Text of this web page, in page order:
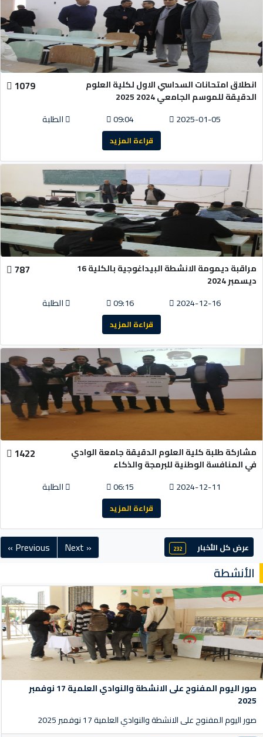
انطلاق امتحانات السداسي الاول لكلية العلوم
الدقيقة للموسم الجامعي 2024 2025
1079
2025-01-05
09:04 الطلبة
قراءة المزيد
مراقبة ديمومة الانشطة البيداغوجية بالكلية 16
ديسمبر 2024
787
2024-12-16
09:16 الطلبة
قراءة المزيد
مشاركة طلبة كلية العلوم الدقيقة جامعة الوادي
في المنافسة الوطنية للبرمجة والذكاء
1422
2024-12-11
06:15 الطلبة
قراءة المزيد
عرض كل الأخبار 232
« Previous Next »
الأنشطة
صور اليوم المفنوح على الانشطة والنوادي العلمية 17 نوفمبر
2025
صور اليوم المفنوح على الانشطة والنوادي العلمية 17 نوفمبر 2025